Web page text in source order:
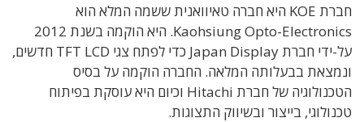
חברת KOE היא חברה טאיוואנית ששמה המלא הוא
Kaohsiung Opto-Electronics. היא הוקמה בשנת 2012
על-ידי חברת Japan Display כדי לפתח צגי TFT LCD חדשים,
ונמצאת בבעלותה המלאה. החברה הוקמה על בסיס
הטכנולוגיה של חברת Hitachi וכיום היא עוסקת בפיתוח
טכנולוגי, בייצור ובשיווק התצוגות.